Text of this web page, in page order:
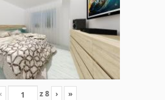
‹ z8 › »